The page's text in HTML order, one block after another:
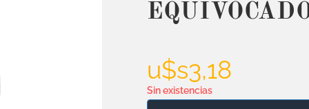
u$s3,18
Sin existencias